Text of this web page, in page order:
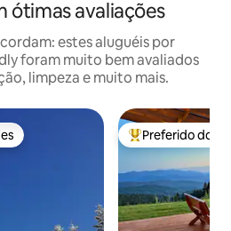
ótimas avaliações
estes aluguéis por
foram muito bem avaliados
limpeza e muito mais.
dos hóspedes Entre os
Preferido dos